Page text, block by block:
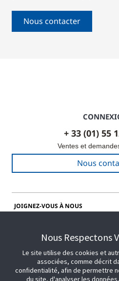
Nous contacter
+ 33 (01) 55
Ventes et
Nous
JOIGNEZ-VOUS À NOUS
OBTENIR DE L'AIDE
Nous Respectons
Le site utilise des cookies et
associées, comme décrit
confidentialité, afin de permettre
du site, d'analyser les